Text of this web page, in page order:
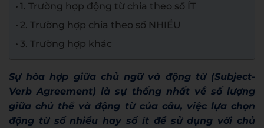
1. Trường hợp động từ chia theo số ÍT
2. Trường hợp chia theo số NHIỀU
3. Trường hợp khác
Sự hòa hợp giữa chủ ngữ và động từ (Subject-
Verb Agreement) là sự thống nhất về số lượng
giữa chủ thể và động từ của câu, việc lựa chọn
động từ số nhiều hay số ít để sử dụng với chủ